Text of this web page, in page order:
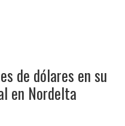
de dólares en su
en Nordelta